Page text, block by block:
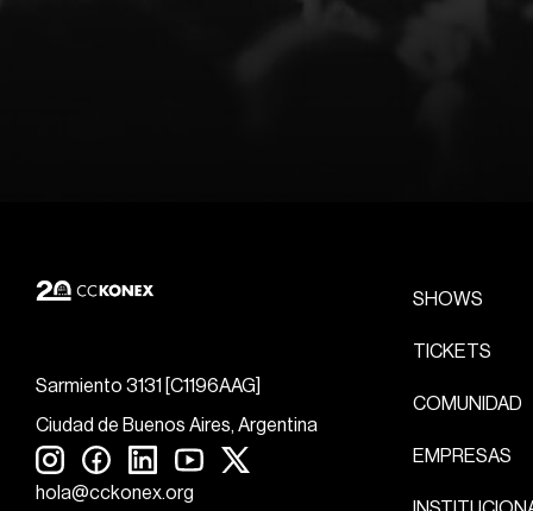
Sarmiento 3131 [C1196AAG]
Ciudad de Buenos Aires, Argentina
hola@cckonex.org
SHOWS
TICKETS
COMUNIDAD
EMPRESAS